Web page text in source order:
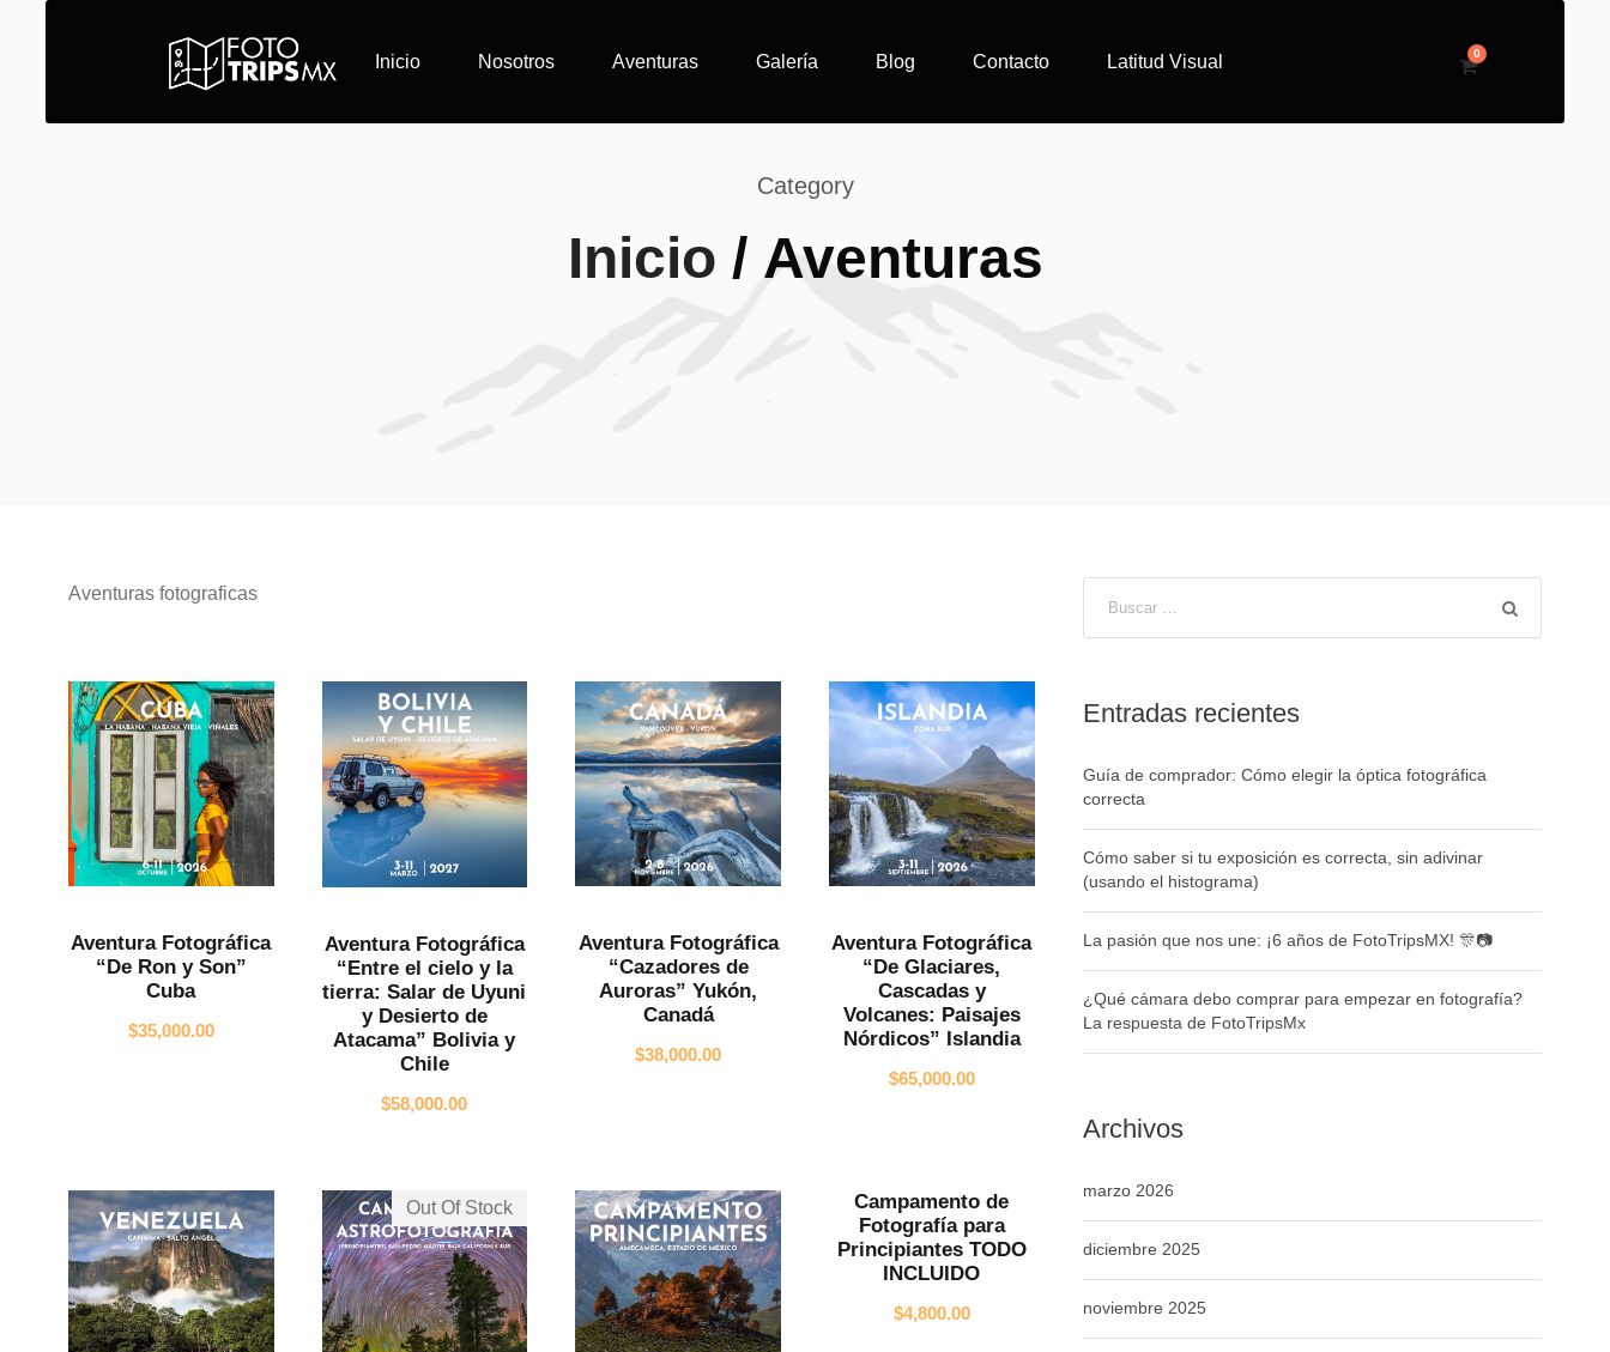
Inicio Nosotros Aventuras Galería Blog Contacto Latitud Visual 0
Category
Inicio / Aventuras
Aventuras fotograficas
Aventura Fotográfica
“De Ron y Son”
Cuba
$35,000.00
Aventura Fotográfica
“Entre el cielo y la
tierra: Salar de Uyuni
y Desierto de
Atacama” Bolivia y
Chile
$58,000.00
Aventura Fotográfica
“Cazadores de
Auroras” Yukón,
Canadá
$38,000.00
Aventura Fotográfica
“De Glaciares,
Cascadas y
Volcanes: Paisajes
Nórdicos” Islandia
$65,000.00
Out Of Stock
Campamento de
Fotografía para
Principiantes TODO
INCLUIDO
$4,800.00
Entradas recientes
Guía de comprador: Cómo elegir la óptica fotográfica
correcta
Cómo saber si tu exposición es correcta, sin adivinar
(usando el histograma)
La pasión que nos une: ¡6 años de FotoTripsMX! 🎊📷
¿Qué cámara debo comprar para empezar en fotografía?
La respuesta de FotoTripsMx
Archivos
marzo 2026
diciembre 2025
noviembre 2025